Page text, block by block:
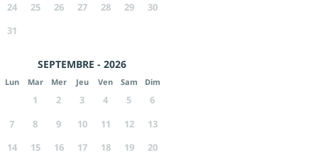
24
25 26 27 28 29
30
31
SEPTEMBRE - 2026
Lun Mar Mer Jeu Ven Sam Dim
1 2 3 4 5
6
7
8 9 10 11 12
13
14
15 16 17 18 19
20